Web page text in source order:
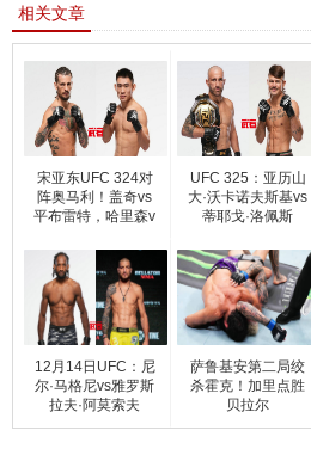
相关文章
宋亚东UFC 324对
阵奥马利！盖奇vs
平布雷特，哈里森v
UFC 325：亚历山
大·沃卡诺夫斯基vs
蒂耶戈·洛佩斯
12月14日UFC：尼
尔·马格尼vs雅罗斯
拉夫·阿莫索夫
萨鲁基安第二局绞
杀霍克！加里点胜
贝拉尔